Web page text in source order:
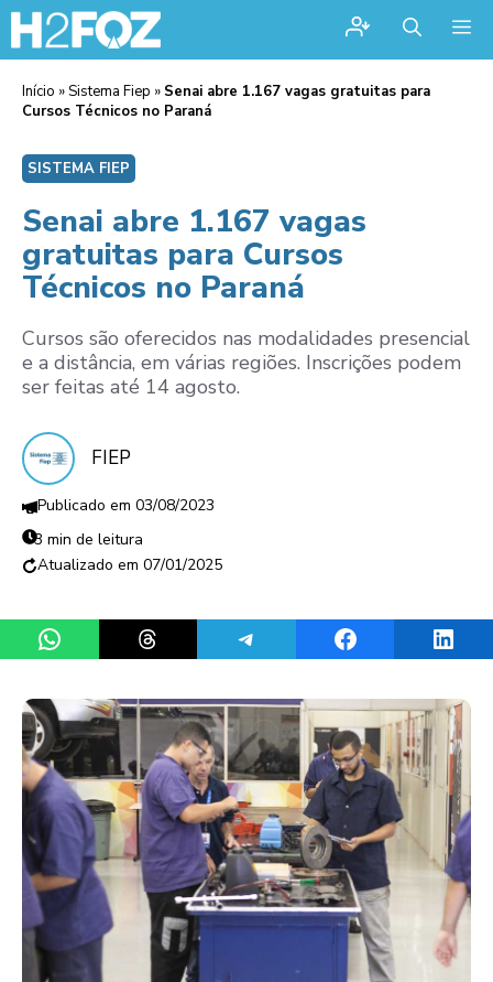
Início »Sistema Fiep » Senai abre 1.167 vagas gratuitas para
Cursos Técnicos no Paraná
SISTEMA FIEP
Senai abre 1.167 vagas
gratuitas para Cursos
Técnicos no Paraná
Cursos são oferecidos nas modalidades presencial
e a distância, em várias regiões. Inscrições podem
ser feitas até 14 agosto.
FIEP
03/08/2023
3 min de leitura
07/01/2025
Share on WhatsAppShare on ThreadsShare on TelegramShare on Facebook